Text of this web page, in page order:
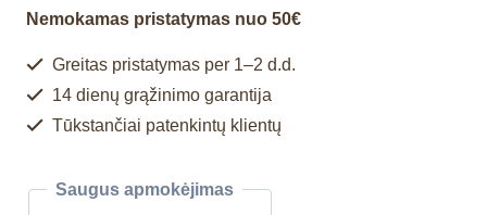
Nemokamas pristatymas nuo 50€
Greitas pristatymas per 1–2 d.d.
14 dienų grąžinimo garantija
Tūkstančiai patenkintų klientų
Saugus apmokėjimas